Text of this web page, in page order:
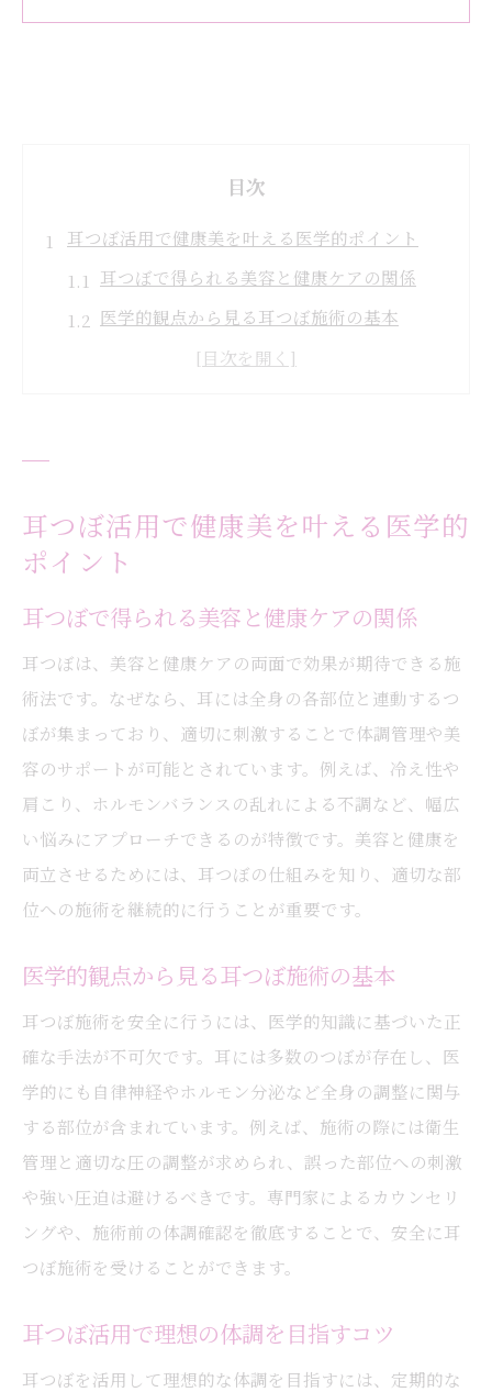
目次
耳つぼ活用で健康美を叶える医学的ポイント
耳つぼで得られる美容と健康ケアの関係
医学的観点から見る耳つぼ施術の基本
耳つぼ活用で理想の体調を目指すコツ
医学の視点から見た耳つぼ施術の安全性
耳つぼ施術の安全性を医学的に検証する
耳つぼ施術時の衛生面と医学的な配慮
正しい知識で耳つぼトラブルを防ぐ方法
医学的根拠から考える耳つぼの有用性
耳つぼジュエリーで注意すべき点を徹底解説
耳つぼジュエリー使用時の必須注意点
耳つぼジュエリーの医学的デメリットと対
策
置
耳つぼ施術の際のアレルギー予防方法
長時間装着による耳つぼの肌リスク解説
耳つぼジュエリーの衛生管理と安全性
安心して耳つぼを利用するための基礎知識
耳つぼを安全に使うための基礎ポイント
耳つぼ活用時のトラブル予防とその方法
耳つぼ施術で守りたい安全基準について
耳つぼを長く活用するための注意事項
耳つぼ活用で健康美を叶える医学的
ポイント
耳つぼで得られる美容と健康ケアの関係
耳つぼは、美容と健康ケアの両面で効果が期待できる施
術法です。なぜなら、耳には全身の各部位と連動するつ
ぼが集まっており、適切に刺激することで体調管理や美
容のサポートが可能とされています。例えば、冷え性や
肩こり、ホルモンバランスの乱れによる不調など、幅広
い悩みにアプローチできるのが特徴です。美容と健康を
両立させるためには、耳つぼの仕組みを知り、適切な部
位への施術を継続的に行うことが重要です。
医学的観点から見る耳つぼ施術の基本
耳つぼ施術を安全に行うには、医学的知識に基づいた正
確な手法が不可欠です。耳には多数のつぼが存在し、医
学的にも自律神経やホルモン分泌など全身の調整に関与
する部位が含まれています。例えば、施術の際には衛生
管理と適切な圧の調整が求められ、誤った部位への刺激
や強い圧迫は避けるべきです。専門家によるカウンセリ
ングや、施術前の体調確認を徹底することで、安全に耳
つぼ施術を受けることができます。
耳つぼ活用で理想の体調を目指すコツ
耳つぼを活用して理想的な体調を目指すには、定期的な